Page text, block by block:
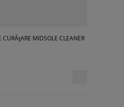
CURĂțARE MIDSOLE CLEANER